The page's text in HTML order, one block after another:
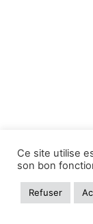
Ce site utilise
son bon
Refuser